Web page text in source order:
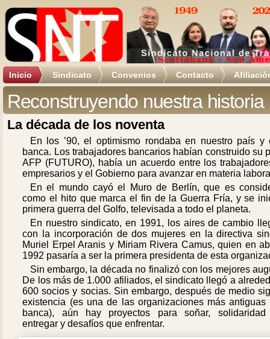
Inicio Sindicato Convenios Contacto
Reconstruyendo nuestra historia
La década de los noventa
En los ’90, el optimismo rondaba en nuestro país y
banca. Los trabajadores bancarios habían construido su
AFP (FUTURO), había un acuerdo entre los
empresarios y el Gobierno para avanzar en materia
En el mundo cayó el Muro de Berlín, que es
como el hito que marca el fin de la Guerra Fría, y se
primera guerra del Golfo, televisada a todo el planeta.
En nuestro sindicato, en 1991, los aires de cambio
con la incorporación de dos mujeres en la directiva
Muriel Erpel Aranis y Miriam Rivera Camus, quien en
1992 pasaría a ser la primera presidenta de esta
Sin embargo, la década no finalizó con los mejores
De los más de 1.000 afiliados, el sindicato llegó a
600 socios y socias. Sin embargo, después de medio
existencia (es una de las organizaciones más antiguas
banca), aún hay proyectos para soñar, solidaridad
entregar y desafíos que enfrentar.